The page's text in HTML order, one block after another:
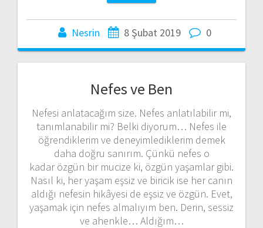
Nesrin 8 Şubat 2019 0
Nefes ve Ben
Nefesi anlatacağım size. Nefes anlatılabilir mi,
tanımlanabilir mi? Belki diyorum… Nefes ile
öğrendiklerim ve deneyimlediklerim demek
daha doğru sanırım. Çünkü nefes o
kadar özgün bir mucize ki, özgün yaşamlar gibi.
Nasıl ki, her yaşam eşsiz ve biricik ise her canın
aldığı nefesin hikâyesi de eşsiz ve özgün. Evet,
yaşamak için nefes almalıyım ben. Derin, sessiz
ve ahenkle… Aldığım…